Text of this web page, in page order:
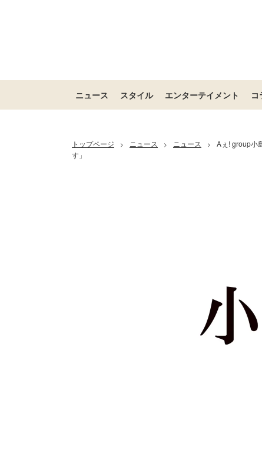
ニュース スタイル エンターテイメント コ
トップページ > ニュース > ニュース >
Aぇ! group小
す」